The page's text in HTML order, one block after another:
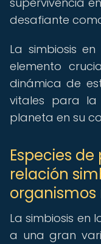
desafiante
La simbiosis
elemento
dinámica de
vitales para
planeta en su
Especies
relación
organismos
La simbiosis en
a una gran